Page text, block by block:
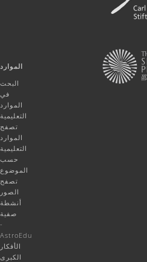
الموارد
البحث
في
الموارد
التعليمية
تصفح
الموارد
التعليمية
حسب
الموضوع
تصفح
الصور
أنشطة
صفية
-
AstroEdu
الأفكار
الكبرى